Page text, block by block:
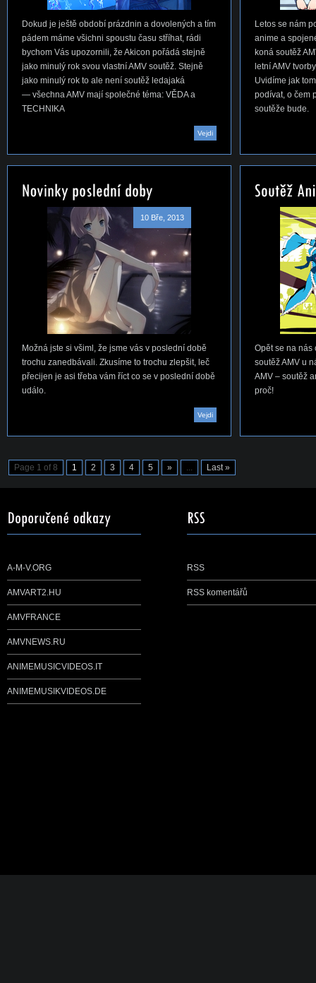
Dokud je ještě období prázdnin a dovolených a tím
pádem máme všichni spoustu času stříhat, rádi
bychom Vás upozornili, že Akicon pořádá stejně
jako minulý rok svou vlastní AMV soutěž. Stejně
jako minulý rok to ale není soutěž ledajaká
— všechna AMV mají společné téma: VĚDA a
TECHNIKA
Vejdi
Letos se nám
anime a
koná soutěž
letní AMV
Uvidíme jak
podívat, o čem
soutěže bude.
10 Bře, 2013
Možná jste si všiml, že jsme vás v poslední době
trochu zanedbávali. Zkusíme to trochu zlepšit, leč
přecijen je asi třeba vám říct co se v poslední době
událo.
Vejdi
Opět se na nás
soutěž AMV u
AMV – soutěž
proč!
Page 1 of 8 1 2 3 4 5 » ... Last »
A-M-V.ORG
AMVART2.HU
AMVFRANCE
AMVNEWS.RU
ANIMEMUSICVIDEOS.IT
ANIMEMUSIKVIDEOS.DE
RSS
RSS komentářů